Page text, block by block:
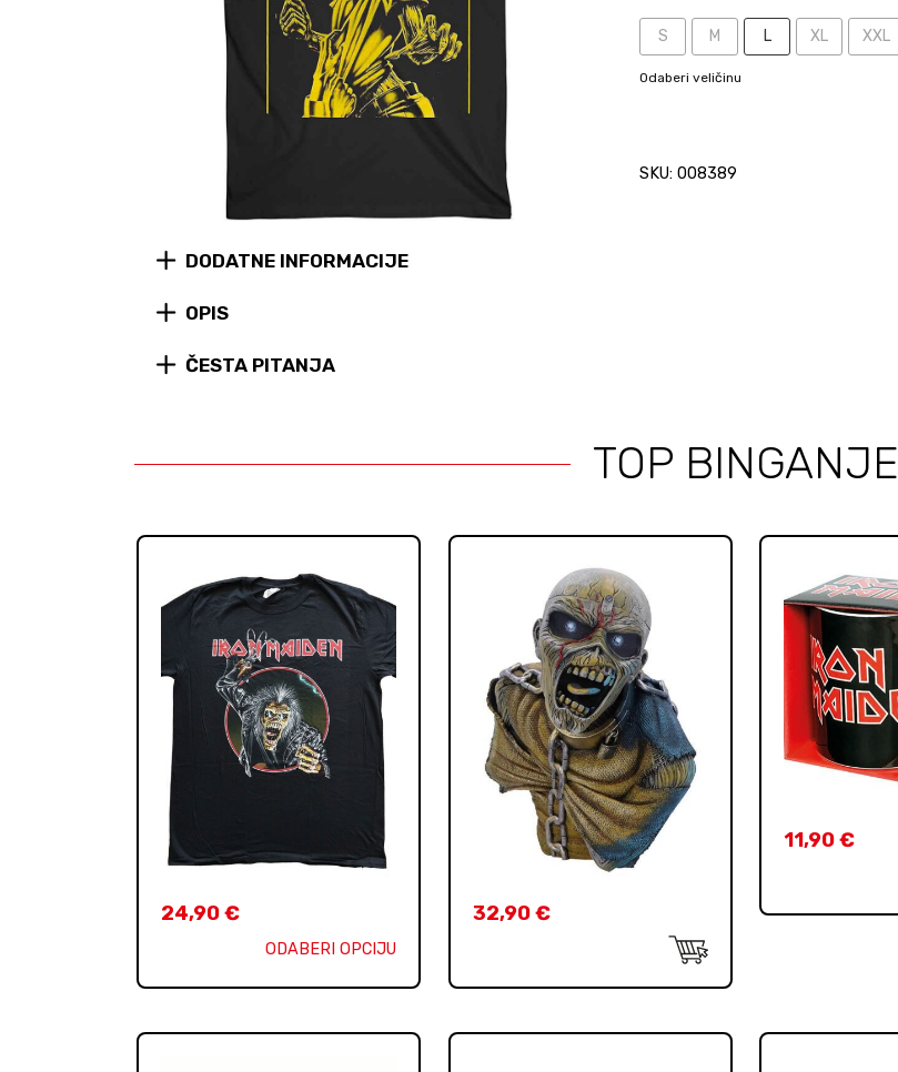
S M L XL XXL
Odaberi veličinu
SKU: 008389
DODATNE INFORMACIJE
OPIS
ČESTA PITANJA
TOP BINGANJE
24,90€
ODABERI OPCIJU
32,90€
11,90€